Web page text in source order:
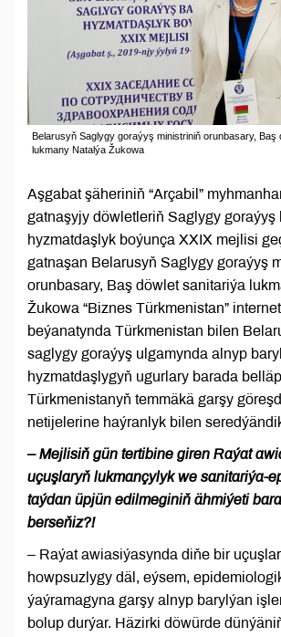
Belarusyň Saglygy goraýyş ministriniň orunbasary, Baş
lukmany Natalýa Žukowa
Aşgabat şäheriniň “Arçabil”
gatnaşyjy döwletleriň Saglygy goraýyş
hyzmatdaşlyk boýunça XXIX mejlisi
gatnaşan Belarusyň Saglygy goraýyş
orunbasary, Baş döwlet sanitariýa
Žukowa “Biznes Türkmenistan”
beýanatynda Türkmenistan bilen
saglygy goraýyş ulgamynda alnyp
hyzmatdaşlygyň ugurlary barada
Türkmenistanyň temmäkä garşy
netijelerine haýranlyk bilen
– Mejlisiň gün tertibine giren Raýat
uçuşlaryň lukmançylyk we sanitariýa-
taýdan üpjün edilmeginiň ähmiýeti
berseňiz?!
– Raýat awiasiýasynda diňe bir
howpsuzlygy däl, eýsem,
ýaýramagyna garşy alnyp barylýan
bolup durýar. Häzirki döwürde